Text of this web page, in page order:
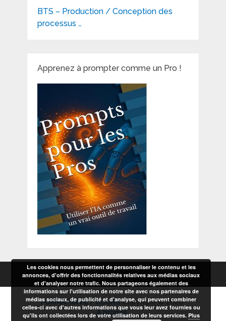
BTS – Production / Conception des
processus …
Apprenez à prompter comme un Pro !
FORMATION ET COURSCopyright © 2026.
A propos
Les cookies nous permettent de personnaliser le contenu et les
annonces, d'offrir des fonctionnalités relatives aux médias sociaux
et d'analyser notre trafic. Nous partageons également des
informations sur l'utilisation de notre site avec nos partenaires de
médias sociaux, de publicité et d'analyse, qui peuvent combiner
celles-ci avec d'autres informations que vous leur avez fournies ou
qu'ils ont collectées lors de votre utilisation de leurs services. Plus